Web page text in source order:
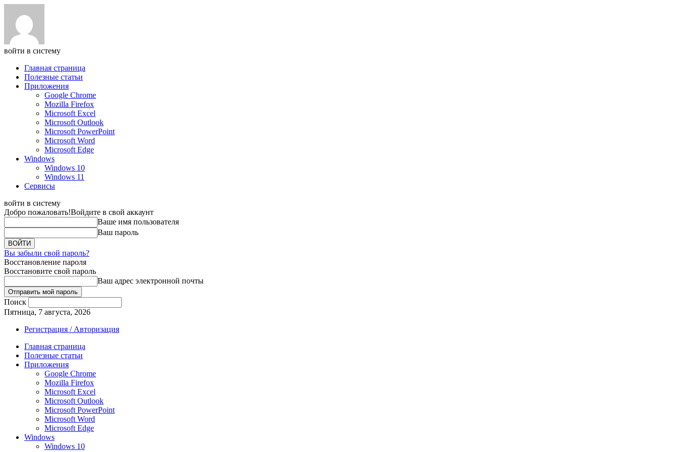
войти в систему
Главная страница
Полезные статьи
Приложения
Google Chrome
Mozilla Firefox
Microsoft Excel
Microsoft Outlook
Microsoft PowerPoint
Microsoft Word
Microsoft Edge
Windows
Windows 10
Windows 11
Сервисы
войти в систему
Добро пожаловать!Войдите в свой аккаунт
Ваше имя пользователя
Ваш пароль
Вы забыли свой пароль?
Восстановление пароля
Восстановите свой пароль
Ваш адрес электронной почты
Поиск
Пятница, 7 августа, 2026
Регистрация / Авторизация
Главная страница
Полезные статьи
Приложения
Google Chrome
Mozilla Firefox
Microsoft Excel
Microsoft Outlook
Microsoft PowerPoint
Microsoft Word
Microsoft Edge
Windows
Windows 10